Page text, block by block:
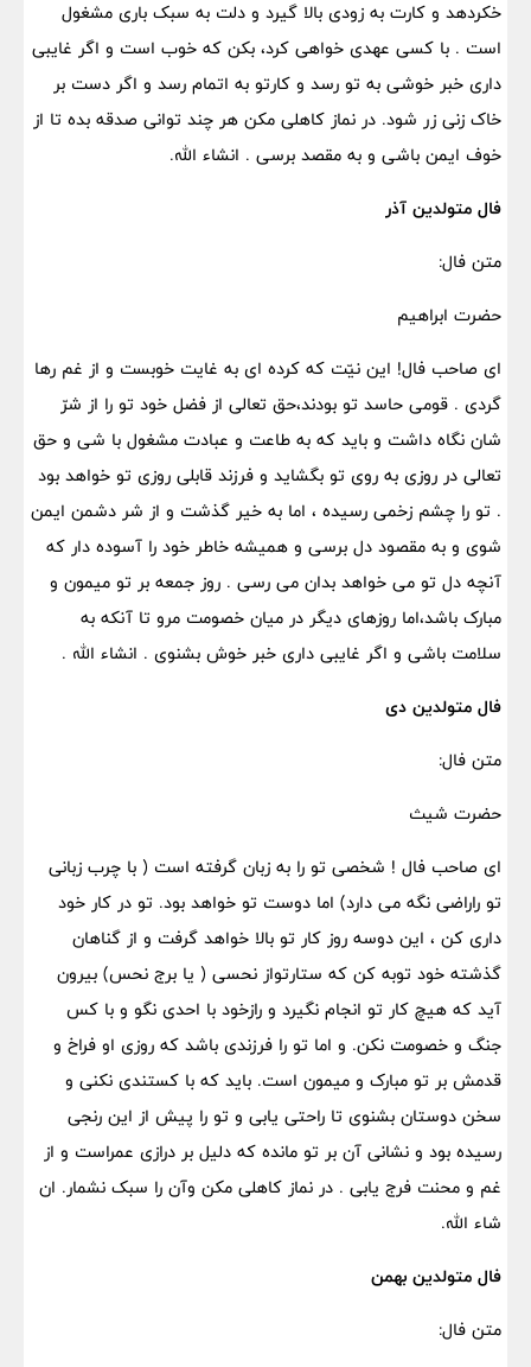
خکردهد و کارت به زودی بالا گیرد و دلت به سبک باری مشغول
است . با کسی عهدی خواهی کرد، بکن که خوب است و اگر غایبی
داری خبر خوشی به تو رسد و کارتو به اتمام رسد و اگر دست بر
خاک زنی زر شود. در نماز کاهلی مکن هر چند توانی صدقه بده تا از
خوف ایمن باشی و به مقصد برسی . انشاء الله.
فال متولدین آذر
متن فال:
حضرت ابراهیم
ای صاحب فال! این نیّت که کرده ای به غایت خوبست و از غم رها
گردی . قومی حاسد تو بودند،حق تعالی از فضل خود تو را از شرّ
شان نگاه داشت و باید که به طاعت و عبادت مشغول با شی و حق
تعالی در روزی به روی تو بگشاید و فرزند قابلی روزی تو خواهد بود
. تو را چشم زخمی رسیده ، اما به خیر گذشت و از شر دشمن ایمن
شوی و به مقصود دل برسی و همیشه خاطر خود را آسوده دار که
آنچه دل تو می خواهد بدان می رسی . روز جمعه بر تو میمون و
مبارک باشد،اما روزهای دیگر در میان خصومت مرو تا آنکه به
سلامت باشی و اگر غایبی داری خبر خوش بشنوی . انشاء الله .
فال متولدین دی
متن فال:
حضرت شیث
ای صاحب فال ! شخصی تو را به زبان گرفته است ( با چرب زبانی
تو راراضی نگه می دارد) اما دوست تو خواهد بود. تو در کار خود
داری کن ، این دوسه روز کار تو بالا خواهد گرفت و از گناهان
گذشته خود توبه کن که ستارتواز نحسی ( یا برج نحس) بیرون
آید که هیچ کار تو انجام نگیرد و رازخود با احدی نگو و با کس
جنگ و خصومت نکن. و اما تو را فرزندی باشد که روزی او فراخ و
قدمش بر تو مبارک و میمون است. باید که با کستندی نکنی و
سخن دوستان بشنوی تا راحتی یابی و تو را پیش از این رنجی
رسیده بود و نشانی آن بر تو مانده که دلیل بر درازی عمراست و از
غم و محنت فرج یابی . در نماز کاهلی مکن وآن را سبک نشمار. ان
شاء الله.
فال متولدین بهمن
متن فال: